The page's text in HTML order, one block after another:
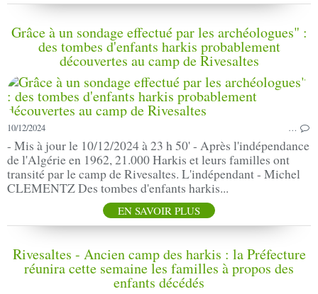
Grâce à un sondage effectué par les archéologues" :
des tombes d'enfants harkis probablement
découvertes au camp de Rivesaltes
10/12/2024 …
- Mis à jour le 10/12/2024 à 23 h 50' - Après l'indépendance
de l'Algérie en 1962, 21.000 Harkis et leurs familles ont
transité par le camp de Rivesaltes. L'indépendant - Michel
CLEMENTZ Des tombes d'enfants harkis...
EN SAVOIR PLUS
Rivesaltes - Ancien camp des harkis : la Préfecture
réunira cette semaine les familles à propos des
enfants décédés